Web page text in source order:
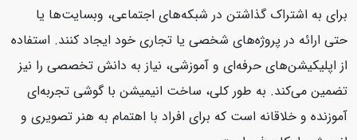
برای به اشتراک گذاشتن در شبکه‌های اجتماعی، وبسایت‌ها یا
حتی ارائه در پروژه‌های شخصی یا تجاری خود ایجاد کنند. استفاده
از اپلیکیشن‌های حرفه‌ای و آموزشی، نیاز به دانش تخصصی را نیز
تضمین می‌کند. به طور کلی، ساخت انیمیشن با گوشی تجربه‌ای
آموزنده و خلاقانه است که برای افراد با اهتمام به هنر تصویری و